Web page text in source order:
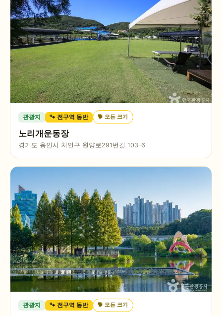
관광지 🐾 전구역 동반 🐕 모든 크기
노리개운동장
경기도 용인시 처인구 원양로291번길 103-6
관광지 🐾 전구역 동반 🐕모든 크기